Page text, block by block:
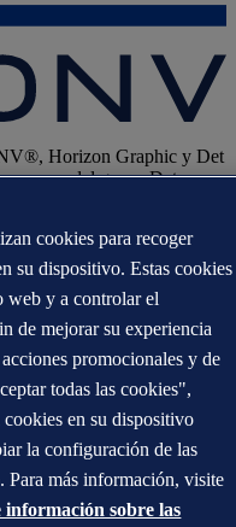
Horizon Graphic y Det
del grupo Det
cookies para recoger
su dispositivo. Estas cookies
web y a controlar el
de mejorar su experiencia
promocionales y de
todas las cookies",
cookies en su dispositivo
la configuración de las
Para más información, visite
información sobre las